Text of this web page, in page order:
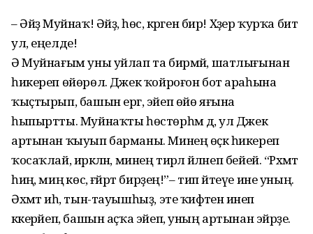
– Әйҙә Муйнаҡ! Әйҙә, һөс, кәрәген бир! Хәҙер ҡурҡа бит
ул, еңелде!
Ә Муйнағым уны уйлап та бирмәй, шатлығынан
һикереп өйөрөлә. Джек ҡойроғон бот араһына
ҡыҫтырып, башын ергә, эйеп өйө яғына
һыпыртты. Муйнаҡты һөстөрһәм дә, ул Джек
артынан ҡыуып барманы. Минең өҫкә һикереп
ҡосаҡлай, иркәләнә, минең тирәлә әйләнеп бейей. “Рәхмәт
һиңә, миңә көс, ғәйрәт бирҙең!”– тип әйтеүе ине уның.
Әхмәт иһә, тын-тауышһыҙ, эте ҡиәфәтенә инеп
кәкерәйеп, башын аҫҡа эйеп, уның артынан эйәрҙе.